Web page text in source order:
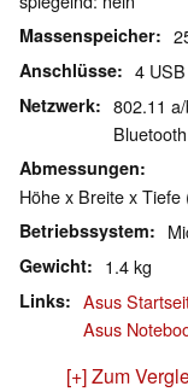
Massenspeicher
Anschlüsse 4
Netzwerk
802.11
Abmessungen
Höhe x Breite x
Betriebssystem
Gewicht 1.4 kg
Links
Asus
Asus
[+] Zum